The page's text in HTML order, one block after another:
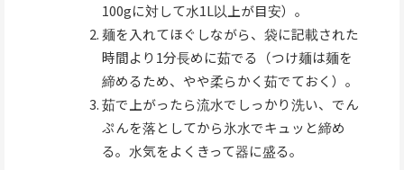
100gに対して水1L以上が目安）。
麺を入れてほぐしながら、袋に記載された
時間より1分長めに茹でる（つけ麺は麺を
締めるため、やや柔らかく茹でておく）。
茹で上がったら流水でしっかり洗い、でん
ぷんを落としてから氷水でキュッと締め
る。水気をよくきって器に盛る。